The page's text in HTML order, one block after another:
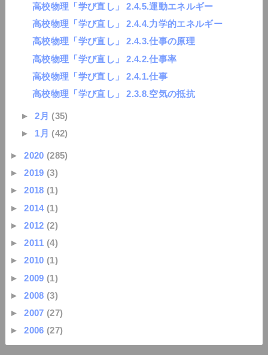
高校物理「学び直し」 2.4.5.運動エネルギー
高校物理「学び直し」 2.4.4.力学的エネルギー
高校物理「学び直し」 2.4.3.仕事の原理
高校物理「学び直し」 2.4.2.仕事率
高校物理「学び直し」 2.4.1.仕事
高校物理「学び直し」 2.3.8.空気の抵抗
►2月 (35)
► 1月 (42)
►2020 (285)
►2019 (3)
►2018 (1)
►2014 (1)
►2012 (2)
►2011 (4)
►2010 (1)
►2009 (1)
►2008 (3)
►2007 (27)
►2006 (27)